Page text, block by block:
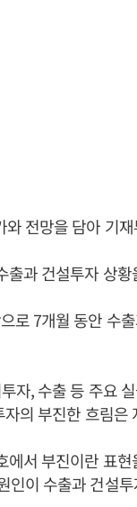
전망을 담아 기
출과 건설투자 상
로 7개월 동안 수
자, 수출 등 주요
의 부진한 흐림은
에서 부진이란 표
인이 수출과 건설